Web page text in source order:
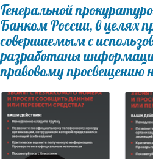
Генеральной
Банком России, в целях
совершаемым с
разработаны
правовому просвещению